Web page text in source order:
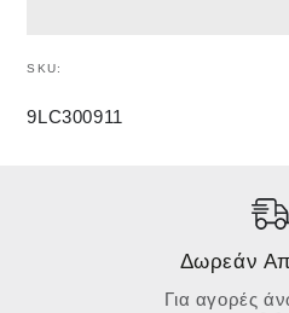
SKU:
9LC300911
Δωρεάν
Για αγορές